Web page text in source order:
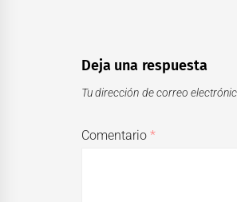
Deja una respuesta
Tu dirección de correo
Comentario*